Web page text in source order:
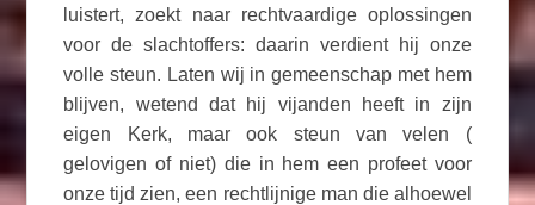
luistert, zoekt naar rechtvaardige oplossingen
voor de slachtoffers: daarin verdient hij onze
volle steun. Laten wij in gemeenschap met hem
blijven, wetend dat hij vijanden heeft in zijn
eigen Kerk, maar ook steun van velen (
gelovigen of niet) die in hem een profeet voor
onze tijd zien, een rechtlijnige man die alhoewel